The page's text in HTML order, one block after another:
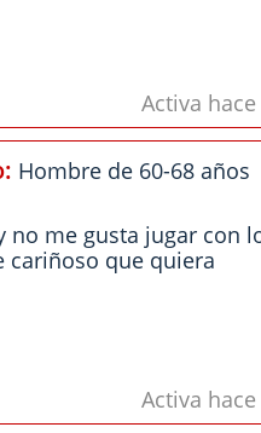
Activa
Hombre de 60-68 años
no me gusta jugar con
cariñoso que quiera
Activa